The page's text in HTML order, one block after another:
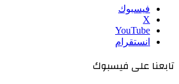
فيسبوك
‫X
‫YouTube
انستقرام
تابعنا على فيسبوك